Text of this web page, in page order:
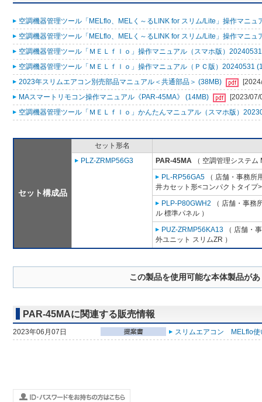
空調機器管理ツール「MELflo、MELく～るLINK for スリム/Lite」操作マニュ
空調機器管理ツール「MELflo、MELく～るLINK for スリム/Lite」操作マニュ
空調機器管理ツール「ＭＥＬｆｌｏ」操作マニュアル（スマホ版）
空調機器管理ツール「ＭＥＬｆｌｏ」操作マニュアル（ＰＣ版）20240531
2023年スリムエアコン別売部品マニュアル＜共通部品＞ (38MB)
MAスマートリモコン操作マニュアル《PAR-45MA》 (14MB)
[2023/07/
空調機器管理ツール「ＭＥＬｆｌｏ」かんたんマニュアル（スマホ版）
セット構成品
セット形名
PLZ-ZRMP56G3
PAR-45MA （ 空調管理システム
PL-RP56GA5 （ 店舗・事務所
井カセット形<コンパクトタイプ
PLP-P80GWH2 （ 店舗・事務
ル 標準パネル ）
PUZ-ZRMP56KA13 （ 店舗・
外ユニット スリムZR ）
この製品を使用可能な本体製品が
PAR-45MAに関連する販売情報
2023年06月07日 スリムエアコン MELflo使